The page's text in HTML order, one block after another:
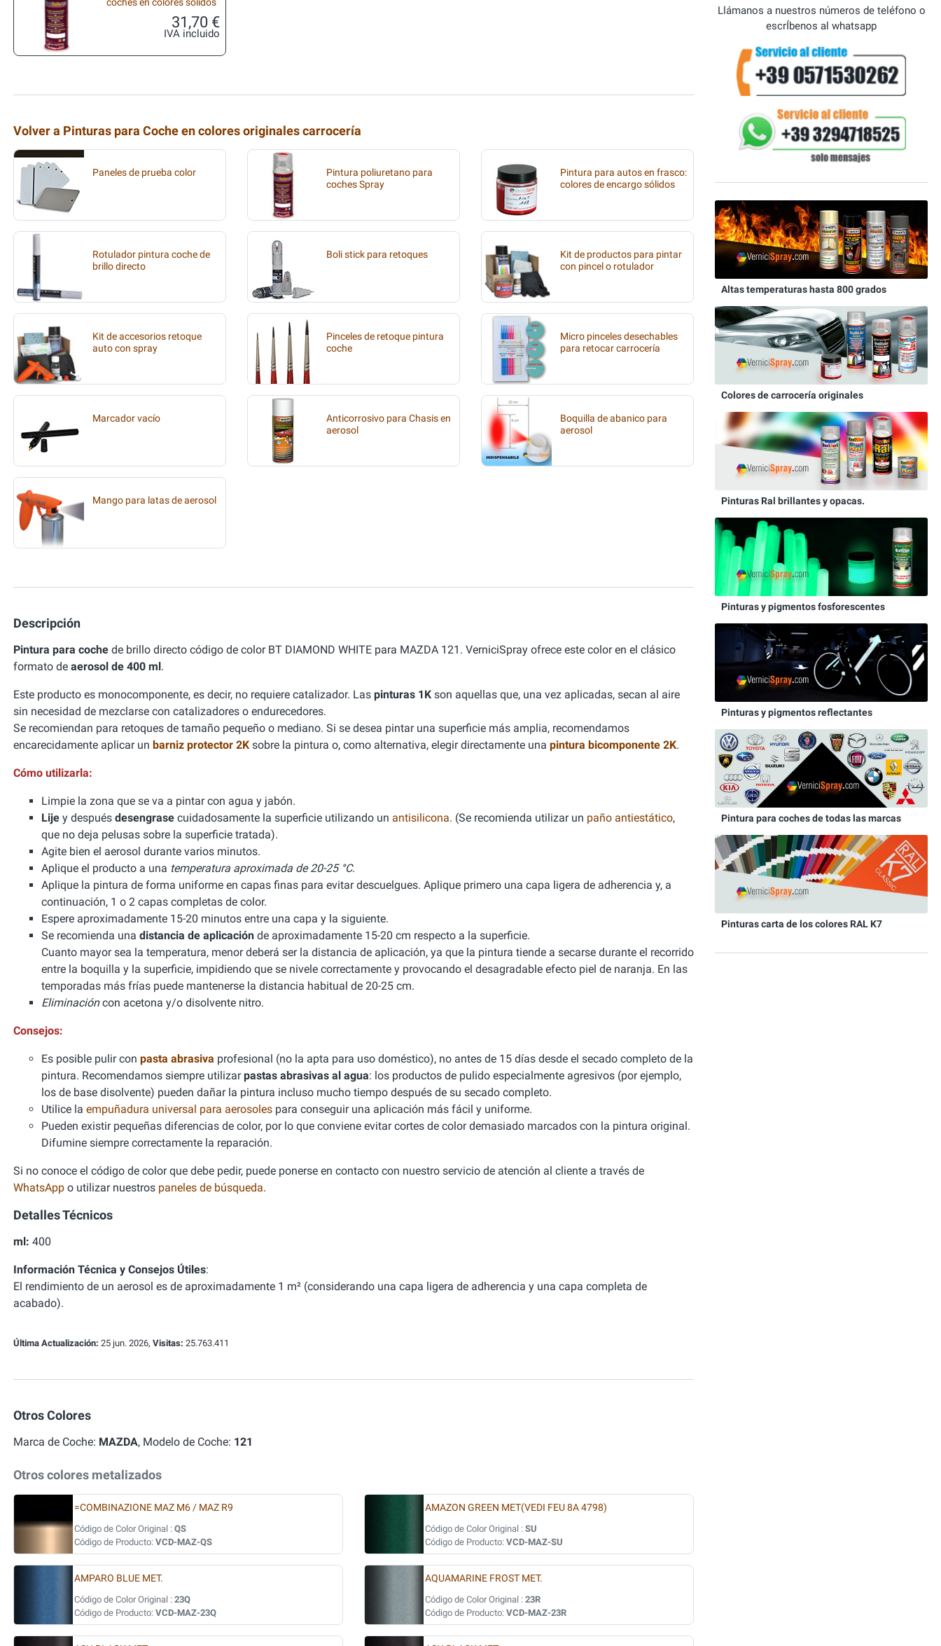
coches en colores sólidos
31,70 €
IVA incluido
Volver a Pinturas para Coche en colores originales carrocería
Paneles de prueba color
Pintura poliuretano para
coches Spray
Pintura para autos en frasco:
colores de encargo sólidos
Rotulador pintura coche de
brillo directo
Boli stick para retoques
Kit de productos para pintar
con pincel o rotulador
Kit de accesorios retoque
auto con spray
Pinceles de retoque pintura
coche
Micro pinceles desechables
para retocar carrocería
Marcador vacío
Anticorrosivo para Chasis en
aerosol
Boquilla de abanico para
aerosol
Mango para latas de aerosol
Descripción
Pintura para coche de brillo directo código de color BT DIAMOND WHITE para MAZDA 121. VerniciSpray ofrece este color en el clásico
formato de aerosol de 400 ml.
Este producto es monocomponente, es decir, no requiere catalizador. Las pinturas 1K son aquellas que, una vez aplicadas, secan al aire
sin necesidad de mezclarse con catalizadores o endurecedores.
Se recomiendan para retoques de tamaño pequeño o mediano. Si se desea pintar una superficie más amplia, recomendamos
encarecidamente aplicar un barniz protector 2K sobre la pintura o, como alternativa, elegir directamente una pintura bicomponente 2K.
Cómo utilizarla:
Limpie la zona que se va a pintar con agua y jabón.
Lije y después desengrase cuidadosamente la superficie utilizando un antisilicona. (Se recomienda utilizar un paño antiestático,
que no deja pelusas sobre la superficie tratada).
Agite bien el aerosol durante varios minutos.
Aplique el producto a una temperatura aproximada de 20-25 °C.
Aplique la pintura de forma uniforme en capas finas para evitar descuelgues. Aplique primero una capa ligera de adherencia y, a
continuación, 1 o 2 capas completas de color.
Espere aproximadamente 15-20 minutos entre una capa y la siguiente.
Se recomienda una distancia de aplicación de aproximadamente 15-20 cm respecto a la superficie.
Cuanto mayor sea la temperatura, menor deberá ser la distancia de aplicación, ya que la pintura tiende a secarse durante el recorrido
entre la boquilla y la superficie, impidiendo que se nivele correctamente y provocando el desagradable efecto piel de naranja. En las
temporadas más frías puede mantenerse la distancia habitual de 20-25 cm.
Eliminacióncon acetona y/o disolvente nitro.
Consejos:
Es posible pulir con pasta abrasiva profesional (no la apta para uso doméstico), no antes de 15 días desde el secado completo de la
pintura. Recomendamos siempre utilizarpastas abrasivas al agua: los productos de pulido especialmente agresivos (por ejemplo,
los de base disolvente) pueden dañar la pintura incluso mucho tiempo después de su secado completo.
Utilice la empuñadura universal para aerosoles para conseguir una aplicación más fácil y uniforme.
Pueden existir pequeñas diferencias de color, por lo que conviene evitar cortes de color demasiado marcados con la pintura original.
Difumine siempre correctamente la reparación.
Si no conoce el código de color que debe pedir, puede ponerse en contacto con nuestro servicio de atención al cliente a través de
WhatsApp o utilizar nuestros paneles de búsqueda.
Detalles Técnicos
ml: 400
Información Técnica y Consejos Útiles:
El rendimiento de un aerosol es de aproximadamente 1 m² (considerando una capa ligera de adherencia y una capa completa de
acabado).
Última Actualización: 25 jun. 2026, Visitas: 25.763.411
Otros Colores
Marca de Coche: MAZDA, Modelo de Coche: 121
Otros colores metalizados
=COMBINAZIONE MAZ M6 / MAZ R9
Código de Color Original : QS
Código de Producto: VCD-MAZ-QS
AMAZON GREEN MET(VEDI FEU 8A 4798)
Código de Color Original : SU
Código de Producto: VCD-MAZ-SU
AMPARO BLUE MET.
Código de Color Original : 23Q
Código de Producto: VCD-MAZ-23Q
AQUAMARINE FROST MET.
Código de Color Original : 23R
Código de Producto: VCD-MAZ-23R
Llámanos a nuestros números de teléfono o
escrÍbenos al whatsapp
Altas temperaturas hasta 800 grados
Colores de carrocería originales
Pinturas Ral brillantes y opacas.
Pinturas y pigmentos fosforescentes
Pinturas y pigmentos reflectantes
Pintura para coches de todas las marcas
Pinturas carta de los colores RAL K7